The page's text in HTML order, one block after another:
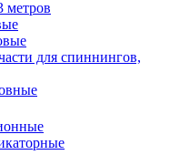
метров
для спиннингов,